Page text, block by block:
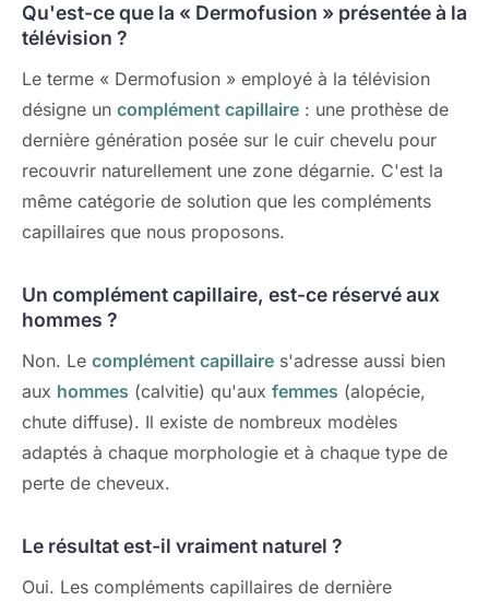
Qu'est-ce que la « Dermofusion » présentée à la
télévision ?
Le terme « Dermofusion » employé à la télévision
désigne un complément capillaire : une prothèse de
dernière génération posée sur le cuir chevelu pour
recouvrir naturellement une zone dégarnie. C'est la
même catégorie de solution que les compléments
capillaires que nous proposons.
Un complément capillaire, est-ce réservé aux
hommes ?
Non. Le complément capillaire s'adresse aussi bien
aux hommes (calvitie) qu'aux femmes (alopécie,
chute diffuse). Il existe de nombreux modèles
adaptés à chaque morphologie et à chaque type de
perte de cheveux.
Le résultat est-il vraiment naturel ?
Oui. Les compléments capillaires de dernière